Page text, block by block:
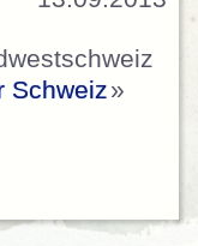
Schweiz»